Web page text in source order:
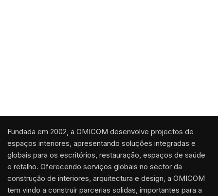
Fundada em 2002, a OMICOM desenvolve projectos de
espaços interiores, apresentando soluções integradas e
globais para os escritórios, restauração, espaços de saúde
e retalho. Oferecendo serviços globais no sector da
construção de interiores, arquitectura e design, a OMICOM
tem vindo a construir parcerias solidas, importantes para a